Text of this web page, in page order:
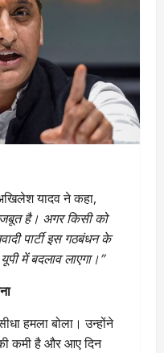
यादव ने कहा,
है। अगर किसी को
पार्टी इस गठबंधन के
में बदलाव लाएगा।”
हमला बोला। उन्होंने
कमी है और आए दिन